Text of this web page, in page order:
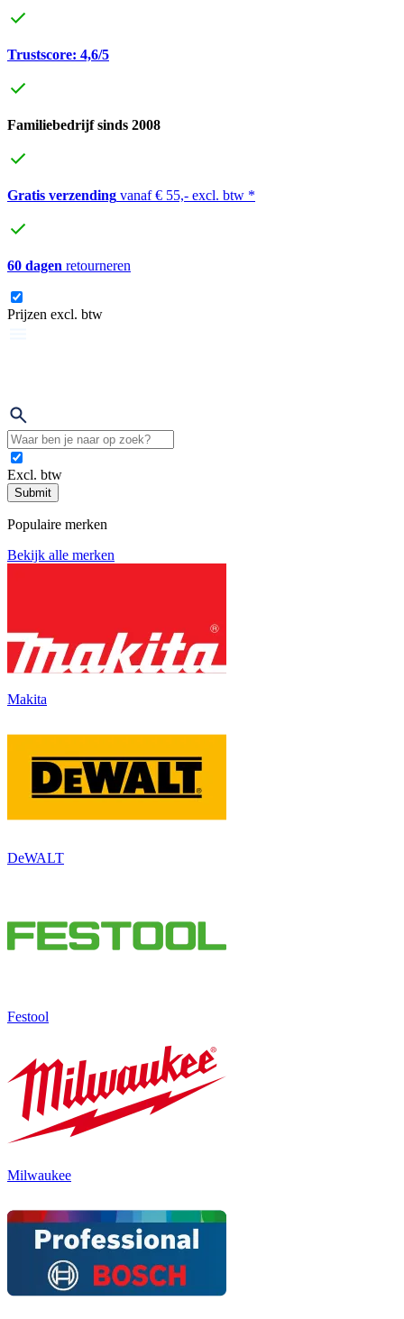
Trustscore: 4,6/5
Familiebedrijf sinds 2008
Gratis verzending vanaf € 55,- excl. btw *
60 dagen retourneren
Prijzen excl. btw
Excl. btw
Submit
Populaire merken
Bekijk alle merken
Makita
DeWALT
Festool
Milwaukee